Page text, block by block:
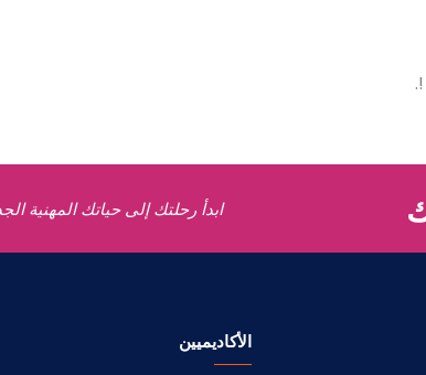
ابدأ رحلتك إلى حياتك المهنية
الأكاديميين